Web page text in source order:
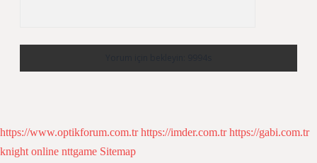
https://www.optikforum.com.tr https://imder.com.tr https://gabi.com.tr
knight online nttgame Sitemap